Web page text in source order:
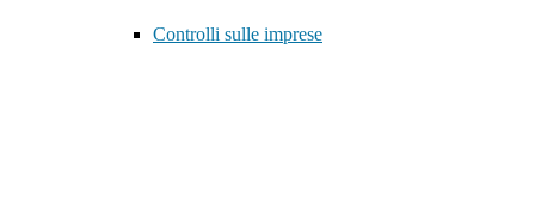
Controlli sulle imprese